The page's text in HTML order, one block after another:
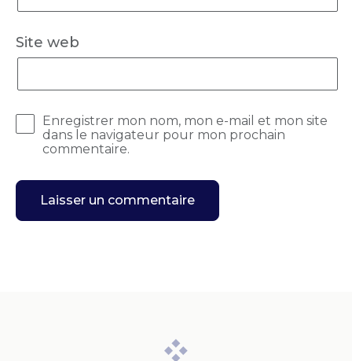
Site web
Enregistrer mon nom, mon e-mail et mon site
dans le navigateur pour mon prochain
commentaire.